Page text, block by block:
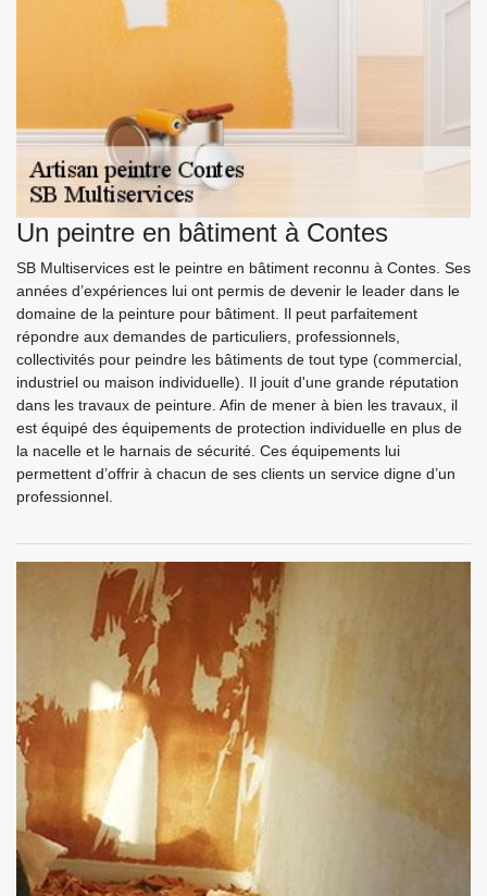
Un peintre en bâtiment à Contes
SB Multiservices est le peintre en bâtiment reconnu à Contes. Ses
années d’expériences lui ont permis de devenir le leader dans le
domaine de la peinture pour bâtiment. Il peut parfaitement
répondre aux demandes de particuliers, professionnels,
collectivités pour peindre les bâtiments de tout type (commercial,
industriel ou maison individuelle). Il jouit d'une grande réputation
dans les travaux de peinture. Afin de mener à bien les travaux, il
est équipé des équipements de protection individuelle en plus de
la nacelle et le harnais de sécurité. Ces équipements lui
permettent d’offrir à chacun de ses clients un service digne d’un
professionnel.